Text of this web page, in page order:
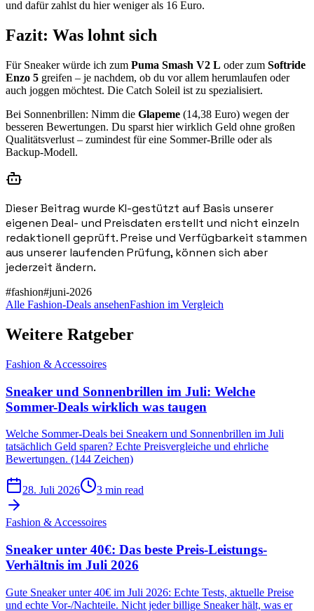
und dafür zahlst du hier weniger als 16 Euro.
Fazit: Was lohnt sich
Für Sneaker würde ich zum Puma Smash V2 L oder zum Softride
Enzo 5 greifen – je nachdem, ob du vor allem herumlaufen oder
auch joggen möchtest. Die Catch Soleil ist zu spezialisiert.
Bei Sonnenbrillen: Nimm die Glapeme (14,38 Euro) wegen der
besseren Bewertungen. Du sparst hier wirklich Geld ohne großen
Qualitätsverlust – zumindest für eine Sommer-Brille oder als
Backup-Modell.
Dieser Beitrag wurde KI-gestützt auf Basis unserer
eigenen Deal- und Preisdaten erstellt und nicht einzeln
redaktionell geprüft. Preise und Verfügbarkeit stammen
aus unserer laufenden Prüfung, können sich aber
jederzeit ändern.
#fashion#juni-2026
Alle Fashion-Deals ansehenFashion im Vergleich
Weitere Ratgeber
Fashion & Accessoires
Sneaker und Sonnenbrillen im Juli: Welche
Sommer-Deals wirklich was taugen
Welche Sommer-Deals bei Sneakern und Sonnenbrillen im Juli
tatsächlich Geld sparen? Echte Preisvergleiche und ehrliche
Bewertungen. (144 Zeichen)
28. Juli 2026 3 min read
Fashion & Accessoires
Sneaker unter 40€: Das beste Preis-Leistungs-
Verhältnis im Juli 2026
Gute Sneaker unter 40€ im Juli 2026: Echte Tests, aktuelle Preise
und echte Vor-/Nachteile. Nicht jeder billige Sneaker hält, was er